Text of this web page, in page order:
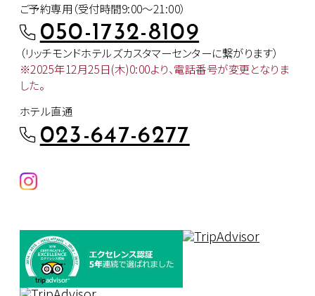
ご予約専用（受付時間9:00～21:00）
050-1732-8109
（リッチモンドホテルズカスタマーセンターに繋がります）
※2025年12月25日(木)0:00より、電話番号が変更となりま
した。
ホテル直通
023-647-6277